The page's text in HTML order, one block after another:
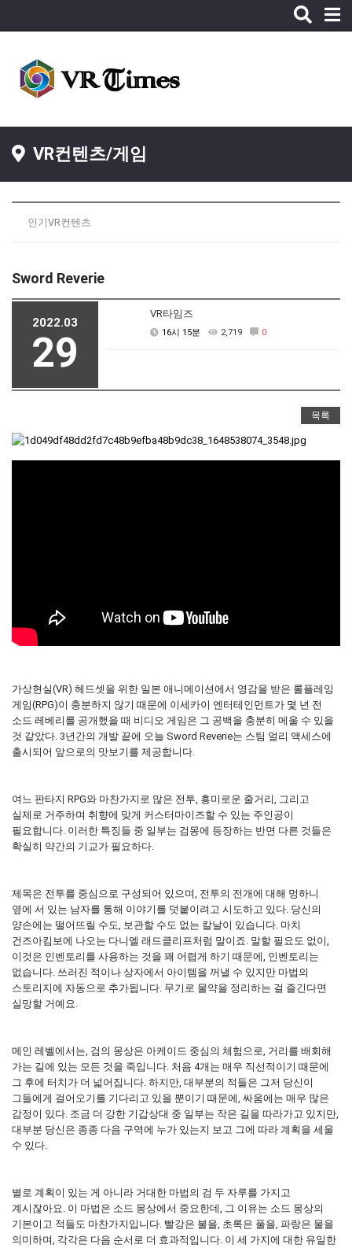
Toggle
VR컨텐츠/게임
인기VR컨텐츠
Sword Reverie
2022.03
29
VR타임즈
16시 15분 2,719 0
목록
가상현실(VR) 헤드셋을 위한 일본 애니메이션에서 영감을 받은 롤플레잉
게임(RPG)이 충분하지 않기 때문에 이세카이 엔터테인먼트가 몇 년 전
소드 레베리를 공개했을 때 비디오 게임은 그 공백을 충분히 메울 수 있을
것 같았다. 3년간의 개발 끝에 오늘 Sword Reverie는 스팀 얼리 액세스에
출시되어 앞으로의 맛보기를 제공합니다.
여느 판타지 RPG와 마찬가지로 많은 전투, 흥미로운 줄거리, 그리고
실제로 거주하며 취향에 맞게 커스터마이즈할 수 있는 주인공이
필요합니다. 이러한 특징들 중 일부는 검몽에 등장하는 반면 다른 것들은
확실히 약간의 기교가 필요하다.
제목은 전투를 중심으로 구성되어 있으며, 전투의 전개에 대해 멍하니
옆에 서 있는 남자를 통해 이야기를 덧붙이려고 시도하고 있다. 당신의
양손에는 떨어뜨릴 수도, 보관할 수도 없는 칼날이 있습니다. 마치
건즈아킴보에 나오는 다니엘 래드클리프처럼 말이죠. 말할 필요도 없이,
이것은 인벤토리를 사용하는 것을 꽤 어렵게 하기 때문에, 인벤토리는
없습니다. 쓰러진 적이나 상자에서 아이템을 꺼낼 수 있지만 마법의
스토리지에 자동으로 추가됩니다. 무기로 물약을 정리하는 걸 즐긴다면
실망할 거예요.
메인 레벨에서는, 검의 몽상은 아케이드 중심의 체험으로, 거리를 배회해
가는 길에 있는 모든 것을 죽입니다. 처음 4개는 매우 직선적이기 때문에
그 후에 터치가 더 넓어집니다. 하지만, 대부분의 적들은 그저 당신이
그들에게 걸어오기를 기다리고 있을 뿐이기 때문에, 싸움에는 매우 많은
감정이 있다. 조금 더 강한 기갑상대 중 일부는 작은 길을 따라가고 있지만,
대부분 당신은 종종 다음 구역에 누가 있는지 보고 그에 따라 계획을 세울
수 있다.
별로 계획이 있는 게 아니라 거대한 마법의 검 두 자루를 가지고
계시잖아요. 이 마법은 소드 몽상에서 중요한데, 그 이유는 소드 몽상의
기본이고 적들도 마찬가지입니다. 빨강은 불을, 초록은 풀을, 파랑은 물을
의미하며, 각각은 다음 순서로 더 효과적입니다. 이 세 가지에 대한 유일한